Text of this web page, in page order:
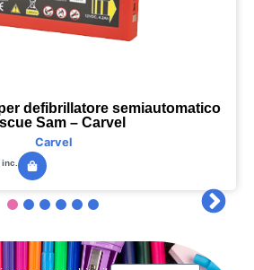
defibrillatore semiautomatico
Sam – Carvel
Carvel